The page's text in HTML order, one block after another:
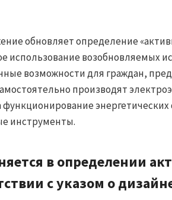
обновляет определение
использование возобновляемых
возможности для граждан,
производят
инструменты.
в определении
с указом о